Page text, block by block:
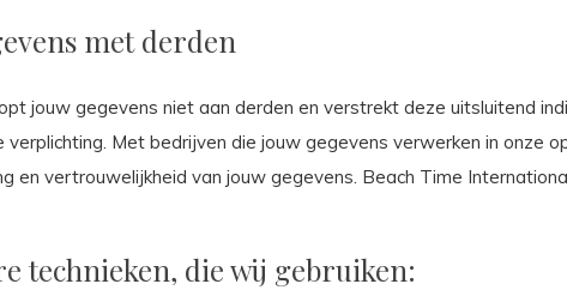
met derden
jouw gegevens niet aan derden en verstrekt deze uitsluitend
Met bedrijven die jouw gegevens verwerken in onze
en vertrouwelijkheid van jouw gegevens. Beach Time
technieken, die wij gebruiken: